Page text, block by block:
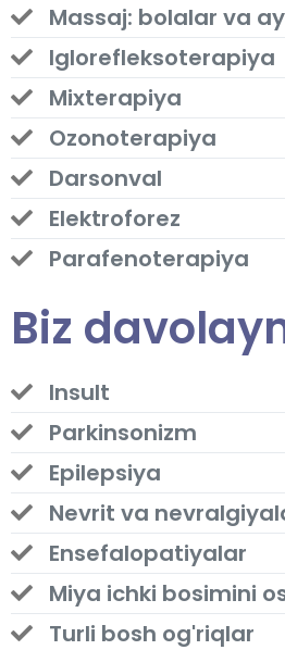
Massaj: bolalar va
Iglorefleksoterapiya
Mixterapiya
Ozonoterapiya
Darsonval
Elektroforez
Parafenoterapiya
Biz
Insult
Parkinsonizm
Epilepsiya
Nevrit va
Ensefalopatiyalar
Miya ichki bosimini
Turli bosh og'riqlar